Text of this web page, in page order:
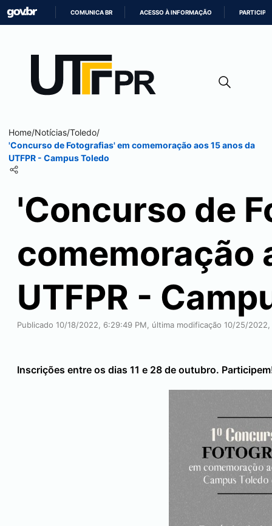
CONTEÚDO
COMUNICA BR ACESSO À INFORMAÇÃO PARTICIPE
Home/Notícias/Toledo/
'Concurso de Fotografias' em comemoração aos 15 anos da
UTFPR - CampusToledo
'Concurso de
comemoração
UTFPR -
Publicado 10/18/2022, 6:29:49 PM, última modificação 10/25/2022,
Inscrições entre os dias 11 e 28 de outubro.